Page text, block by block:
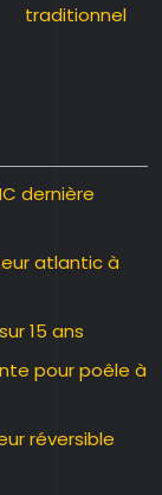
traditionnel
dernière
atlantic à
15 ans
pour poêle à
réversible